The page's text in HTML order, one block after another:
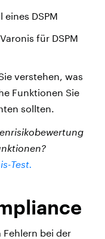
DSPM
für DSPM
verstehen, was
Funktionen Sie
sollten.
Test.
bei der